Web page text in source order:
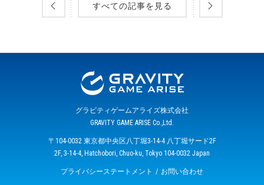
すべての記事を見る
グラビティゲームアライズ株式会社
GRAVITY GAME ARISE Co.,Ltd.
〒104-0032 東京都中央区八丁堀3-14-4 八丁堀サード2F
2F, 3-14-4, Hatchobori, Chuo-ku, Tokyo 104-0032 Japan
プライバシーステートメント お問い合わせ